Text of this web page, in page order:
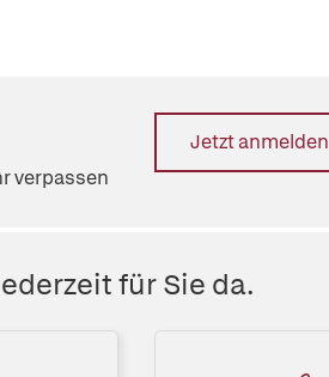
verpassen
Jetzt anmelden
für Sie da.